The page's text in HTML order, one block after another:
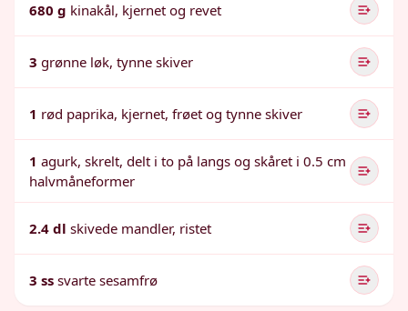
680 g kinakål, kjernet og revet
3 grønne løk, tynne skiver
1 rød paprika, kjernet, frøet og tynne skiver
1 agurk, skrelt, delt i to på langs og skåret i 0.5 cm
halvmåneformer
2.4 dl skivede mandler, ristet
3 ss svarte sesamfrø